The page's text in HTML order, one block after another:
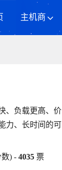
主机商
、负载更高、价
力、长时间的可
数) -4035 票